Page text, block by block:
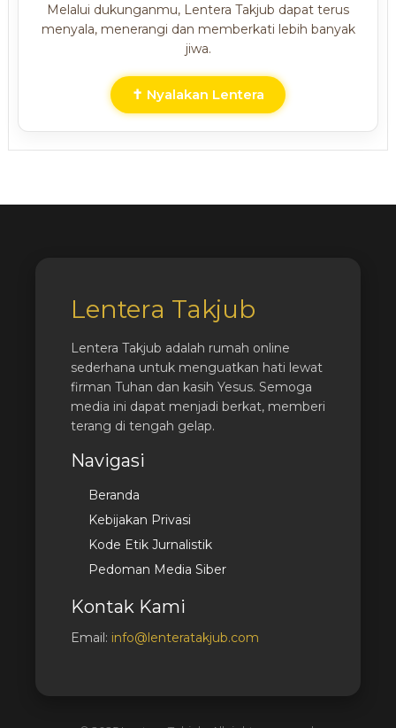
Melalui dukunganmu, Lentera Takjub dapat terus
menyala, menerangi dan memberkati lebih banyak
jiwa.
✝ Nyalakan Lentera
Lentera Takjub
Lentera Takjub adalah rumah online
sederhana untuk menguatkan hati lewat
firman Tuhan dan kasih Yesus. Semoga
media ini dapat menjadi berkat, memberi
terang di tengah gelap.
Navigasi
Beranda
Kebijakan Privasi
Kode Etik Jurnalistik
Pedoman Media Siber
Kontak Kami
Email: info@lenteratakjub.com